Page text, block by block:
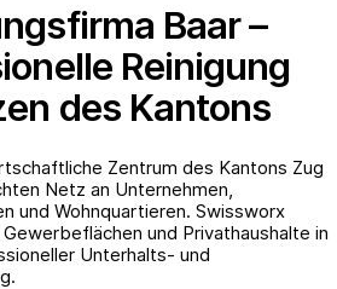
Baar –
Reinigung
des Kantons
Zentrum des Kantons Zug
Netz an Unternehmen,
und Wohnquartieren. Swissworx
und Privathaushalte in
Unterhalts- und